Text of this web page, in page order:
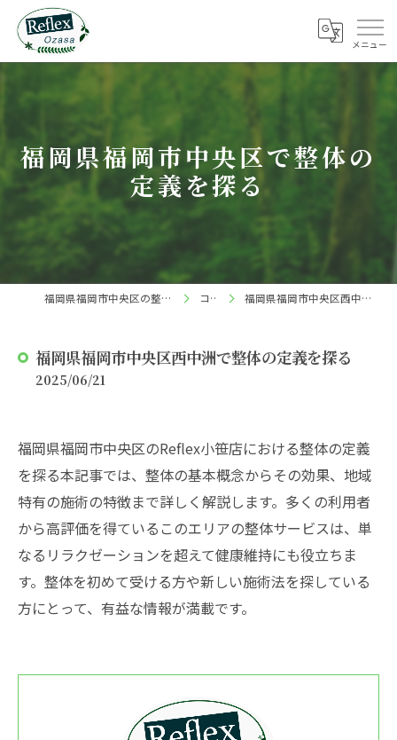
福岡県福岡市中央区で整体の
定義を探る
福岡県福岡市中央区の整体ならReflex 小笹店 コラム 福岡県福岡市中央区西中洲で整体の定義を探る
福岡県福岡市中央区西中洲で整体の定義を探る
2025/06/21
福岡県福岡市中央区のReflex小笹店における整体の定義
を探る本記事では、整体の基本概念からその効果、地域
特有の施術の特徴まで詳しく解説します。多くの利用者
から高評価を得ているこのエリアの整体サービスは、単
なるリラクゼーションを超えて健康維持にも役立ちま
す。整体を初めて受ける方や新しい施術法を探している
方にとって、有益な情報が満載です。